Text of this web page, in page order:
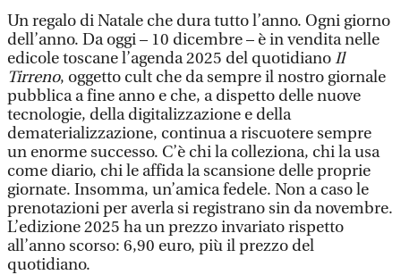
Un regalo di Natale che dura tutto l’anno. Ogni giorno
dell’anno. Da oggi – 10 dicembre – è in vendita nelle
edicole toscane l’agenda 2025 del quotidianoIl
Tirreno, oggetto cult che da sempre il nostro giornale
pubblica a fine anno e che, a dispetto delle nuove
tecnologie, della digitalizzazione e della
dematerializzazione, continua a riscuotere sempre
un enorme successo. C’è chi la colleziona, chi la usa
come diario, chi le affida la scansione delle proprie
giornate. Insomma, un’amica fedele. Non a caso le
prenotazioni per averla si registrano sin da novembre.
L’edizione 2025 ha un prezzo invariato rispetto
all’anno scorso: 6,90 euro, più il prezzo del
quotidiano.